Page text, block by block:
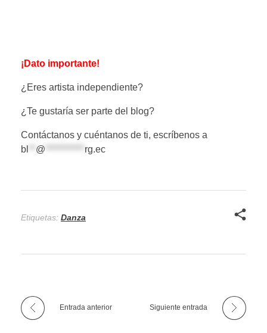
¡Dato importante!
¿Eres artista independiente?
¿Te gustaría ser parte del blog?
Contáctanos y cuéntanos de ti, escríbenos a
bl
@ rg.ec
6
Etiquetas: Danza
Entrada anterior Siguiente entrada